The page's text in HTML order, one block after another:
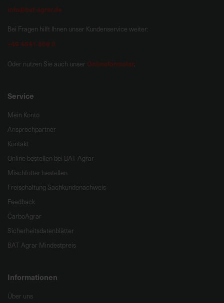
info@bat-agrar.de
Bei Fragen hilft Ihnen unser Kundenservice weiter:
+49 4541 806 0
Oder nutzen Sie auch unser Onlineformular.
Service
Mein Konto
Ansprechpartner
Kontakt
Online bestellen bei BAT Agrar
Mischfutter bestellen
Freischaltung Sachkundenachweis
Feedback
CarboAgrar
Sicherheitsdatenblätter
BAT Agrar Mindestpreis
Informationen
Über uns